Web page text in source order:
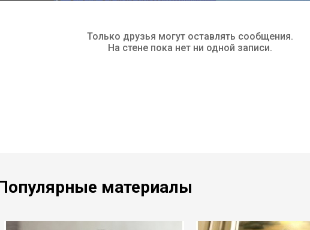
Только друзья могут оставлять сообщения.
На стене пока нет ни одной записи.
материалы